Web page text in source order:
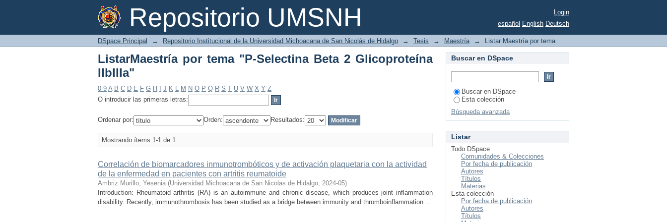
Repositorio UMSNH
ListarMaestría por tema "P-Selectina Beta 2 Glicoproteína IIbIIIa"
Login
español English Deutsch
DSpace Principal → Repositorio Institucional de la Universidad Michoacana de San Nicolás de Hidalgo → Tesis → Maestría → Listar Maestría por tema
ListarMaestría por tema "P-Selectina Beta 2 Glicoproteína
IIbIIIa"
0-9 A B C D E F G H J K L M N O P Q R S T U V W X Y Z
O introducir las primeras letras:
Ordenar por: Orden: Resultados:
Mostrando ítems 1-1 de 1
Correlación de biomarcadores inmunotrombóticos y de activación plaquetaria con la actividad
de la enfermedad en pacientes con artritis reumatoide
Ambriz Murillo, Yesenia (Universidad Michoacana de San Nicolas de Hidalgo, 2024-05)
Introduction: Rheumatoid arthritis (RA) is an autoimmune and chronic disease, which produces joint inflammation
disability. Recently, immunothrombosis has been studied as a bridge between immunity and thromboinflammation ...
Buscar en DSpace
Buscar en DSpace
Esta colección
Búsqueda avanzada
Listar
Todo DSpace
Comunidades & Colecciones
Por fecha de publicación
Autores
Títulos
Materias
Esta colección
Por fecha de publicación
Autores
Títulos